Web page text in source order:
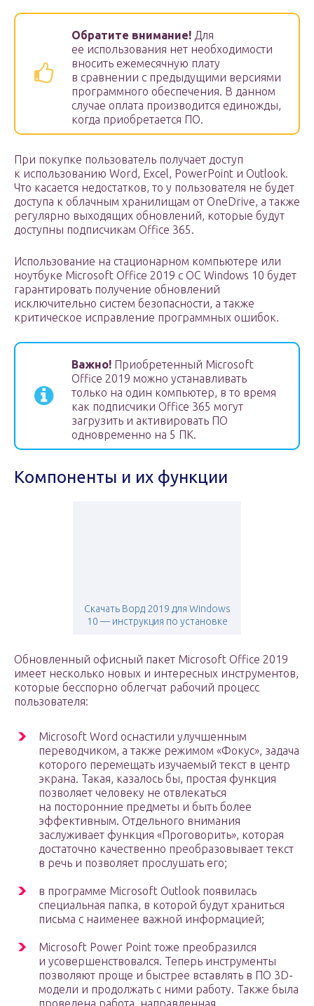
Обратите внимание! Для
ее использования нет необходимости
вносить ежемесячную плату
в сравнении с предыдущими версиями
программного обеспечения. В данном
случае оплата производится единожды,
когда приобретается ПО.
При покупке пользователь получает доступ
к использованию Word, Excel, PowerPoint и Outlook.
Что касается недостатков, то у пользователя не будет
доступа к облачным хранилищам от OneDrive, а также
регулярно выходящих обновлений, которые будут
доступны подписчикам Office 365.
Использование на стационарном компьютере или
ноутбуке Microsoft Office 2019 с ОС Windows 10 будет
гарантировать получение обновлений
исключительно систем безопасности, а также
критическое исправление программных ошибок.
Важно! Приобретенный Microsoft
Office 2019 можно устанавливать
только на один компьютер, в то время
как подписчики Office 365 могут
загрузить и активировать ПО
одновременно на 5 ПК.
Компоненты и их функции
Скачать Ворд 2019 для Windows
10 — инструкция по установке
Обновленный офисный пакет Microsoft Office 2019
имеет несколько новых и интересных инструментов,
которые бесспорно облегчат рабочий процесс
пользователя:
Microsoft Word оснастили улучшенным
переводчиком, а также режимом «Фокус», задача
которого перемещать изучаемый текст в центр
экрана. Такая, казалось бы, простая функция
позволяет человеку не отвлекаться
на посторонние предметы и быть более
эффективным. Отдельного внимания
заслуживает функция «Проговорить», которая
достаточно качественно преобразовывает текст
в речь и позволяет прослушать его;
в программе Microsoft Outlook появилась
специальная папка, в которой будут храниться
письма с наименее важной информацией;
Microsoft Power Point тоже преобразился
и усовершенствовался. Теперь инструменты
позволяют проще и быстрее вставлять в ПО 3D-
модели и продолжать с ними работу. Также была
проведена работа, направленная